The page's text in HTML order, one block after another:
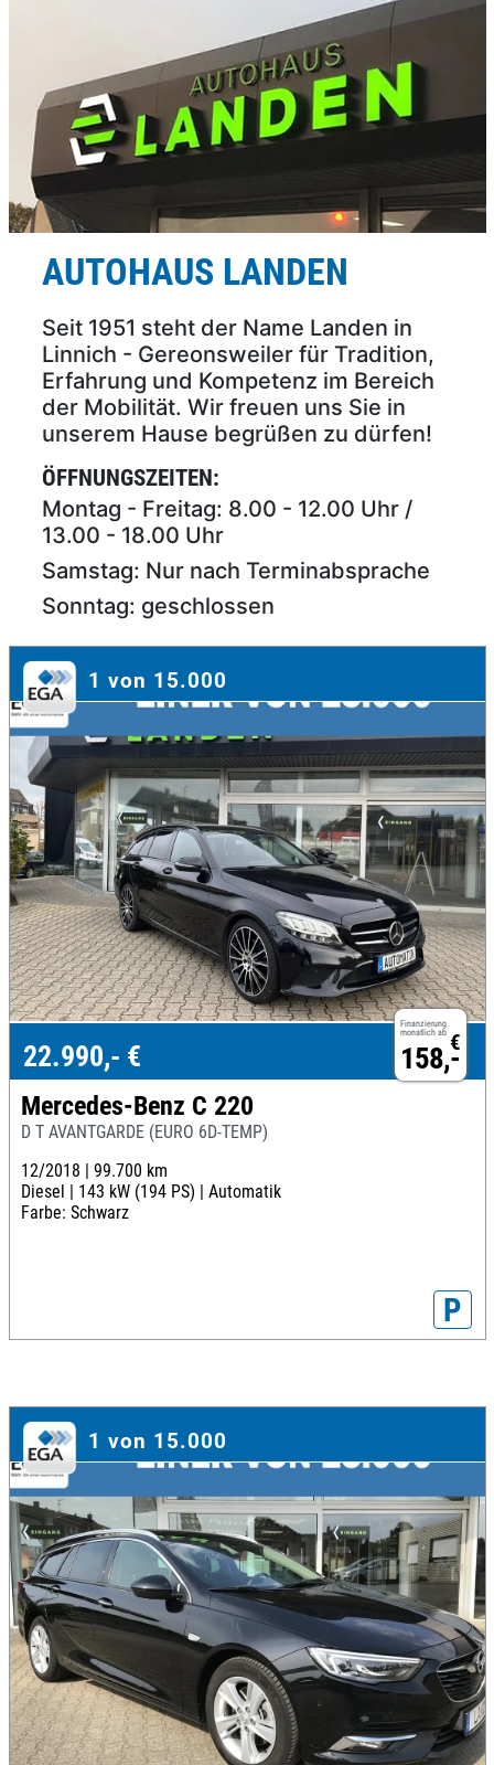
AUTOHAUS LANDEN
Seit 1951 steht der Name Landen in
Linnich - Gereonsweiler für Tradition,
Erfahrung und Kompetenz im Bereich
der Mobilität. Wir freuen uns Sie in
unserem Hause begrüßen zu dürfen!
ÖFFNUNGSZEITEN:
Montag - Freitag: 8.00 - 12.00 Uhr /
13.00 - 18.00 Uhr
Samstag: Nur nach Terminabsprache
Sonntag: geschlossen
1 von 15.000
Finanzierung
monatlich ab €
158,-
22.990,- €
Mercedes-Benz C 220
D T AVANTGARDE (EURO 6D-TEMP)
12/2018 | 99.700 km
Diesel | 143 kW (194 PS) | Automatik
Farbe: Schwarz
P
1 von 15.000